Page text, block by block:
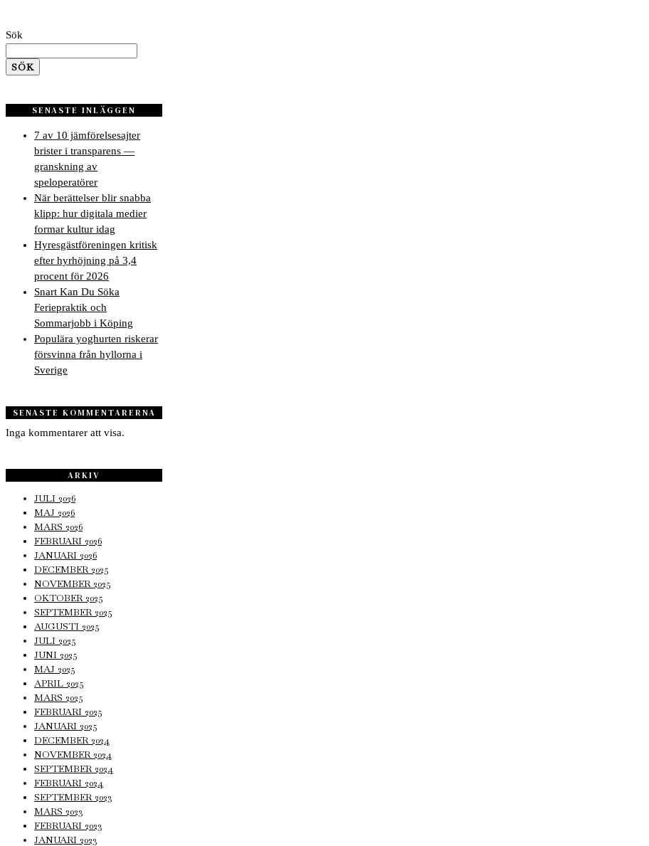
Sök
SÖK
SENASTE INLÄGGEN
7 av 10 jämförelsesajter
brister i transparens —
granskning av
speloperatörer
När berättelser blir snabba
klipp: hur digitala medier
formar kultur idag
Hyresgästföreningen kritisk
efter hyrhöjning på 3,4
procent för 2026
Snart Kan Du Söka
Feriepraktik och
Sommarjobb i Köping
Populära yoghurten riskerar
försvinna från hyllorna i
Sverige
SENASTE KOMMENTARERNA
Inga kommentarer att visa.
ARKIV
JULI 2026
MAJ 2026
MARS 2026
FEBRUARI 2026
JANUARI 2026
DECEMBER 2025
NOVEMBER 2025
OKTOBER 2025
SEPTEMBER 2025
AUGUSTI 2025
JULI 2025
JUNI 2025
MAJ 2025
APRIL 2025
MARS 2025
FEBRUARI 2025
JANUARI 2025
DECEMBER 2024
NOVEMBER 2024
SEPTEMBER 2024
FEBRUARI 2024
SEPTEMBER 2023
MARS 2023
FEBRUARI 2023
JANUARI 2023